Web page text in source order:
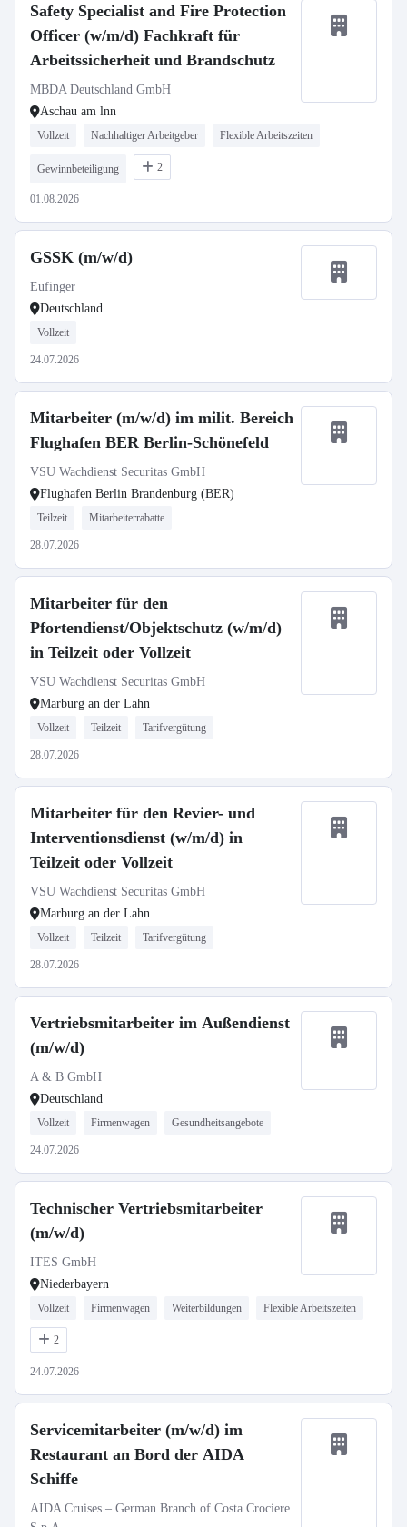
Safety Specialist and Fire Protection
Officer (w/m/d) Fachkraft für
Arbeitssicherheit und Brandschutz
MBDA Deutschland GmbH
Aschau am lnn
Vollzeit Nachhaltiger Arbeitgeber Flexible Arbeitszeiten
Gewinnbeteiligung 2
01.08.2026
GSSK (m/w/d)
Eufinger
Deutschland
Vollzeit
24.07.2026
Mitarbeiter (m/w/d) im milit. Bereich
Flughafen BER Berlin-Schönefeld
VSU Wachdienst Securitas GmbH
Flughafen Berlin Brandenburg (BER)
Teilzeit Mitarbeiterrabatte
28.07.2026
Mitarbeiter für den
Pfortendienst/Objektschutz (w/m/d)
in Teilzeit oder Vollzeit
VSU Wachdienst Securitas GmbH
Marburg an der Lahn
Vollzeit Teilzeit Tarifvergütung
28.07.2026
Mitarbeiter für den Revier- und
Interventionsdienst (w/m/d) in
Teilzeit oder Vollzeit
VSU Wachdienst Securitas GmbH
Marburg an der Lahn
Vollzeit Teilzeit Tarifvergütung
28.07.2026
Vertriebsmitarbeiter im Außendienst
(m/w/d)
A & B GmbH
Deutschland
Vollzeit Firmenwagen Gesundheitsangebote
24.07.2026
Technischer Vertriebsmitarbeiter
(m/w/d)
ITES GmbH
Niederbayern
Vollzeit Firmenwagen Weiterbildungen Flexible Arbeitszeiten
2
24.07.2026
Servicemitarbeiter (m/w/d) im
Restaurant an Bord der AIDA
Schiffe
AIDA Cruises – German Branch of Costa Crociere